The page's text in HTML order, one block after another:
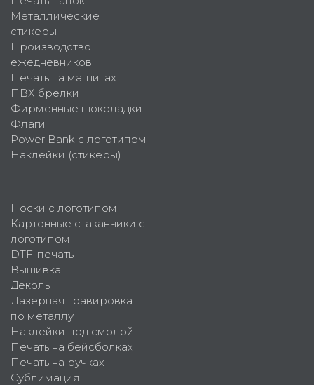
Металлические
стикеры
Производство
ежедневников
Печать на магнитах
ПВХ брелки
Фирменные шоколадки
Флаги
Power Bank с логотипом
Наклейки (стикеры)
Носки с логотипом
Картонные стаканчики с
логотипом
DTF-печать
Вышивка
Деколь
Лазерная гравировка
по металлу
Наклейки под смолой
Печать на бейсболках
Печать на ручках
Сублимация